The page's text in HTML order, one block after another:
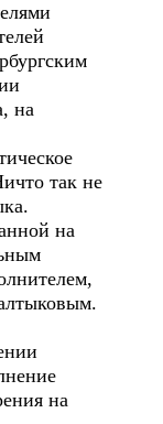
на
так не
на
на